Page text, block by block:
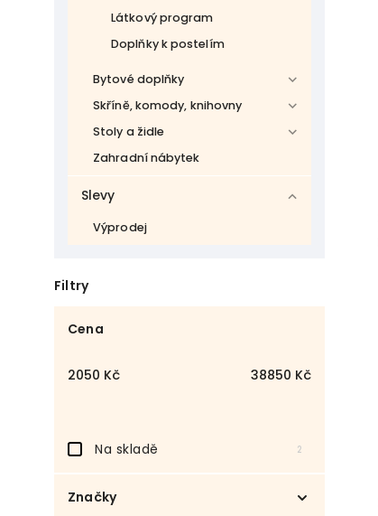
Látkový program
Doplňky k postelím
Bytové doplňky
Skříně, komody, knihovny
Stoly a židle
Zahradní nábytek
Slevy
Výprodej
Filtry
Cena
2050 Kč 38850 Kč
Na skladě 2
Značky